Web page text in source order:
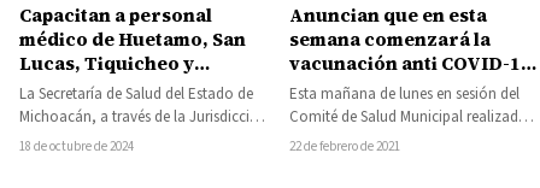
Capacitan a personal
médico de Huetamo, San
Lucas, Tiquicheo y
Protección Civil para
prevenir el paludismo
La Secretaría de Salud del Estado de
Michoacán, a través de la Jurisdicción
Sanitaria No. 3 de Zitácuaro,…
18 de octubre de 2024
Anuncian que en esta
semana comenzará la
vacunación anti COVID-19
en adultos mayores de
Huetamo
Esta mañana de lunes en sesión del
Comité de Salud Municipal realizada
en la sede del Ayuntamiento
22 de febrero de 2021